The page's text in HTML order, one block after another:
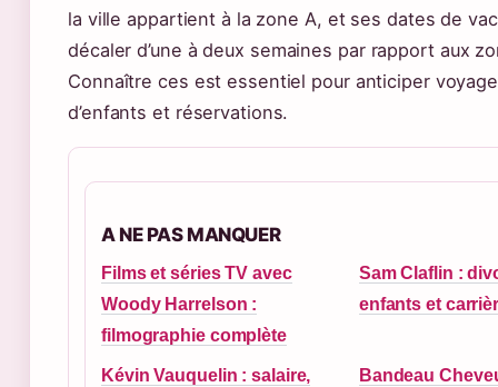
la ville appartient à la zone A, et ses dates de
décaler d’une à deux semaines par rapport aux
Connaître ces est essentiel pour anticiper
d’enfants et réservations.
A NE PAS MANQUER
Films et séries TV avec
Woody Harrelson :
filmographie complète
Sam Claflin :
enfants et
Kévin Vauquelin : salaire,
Bandeau